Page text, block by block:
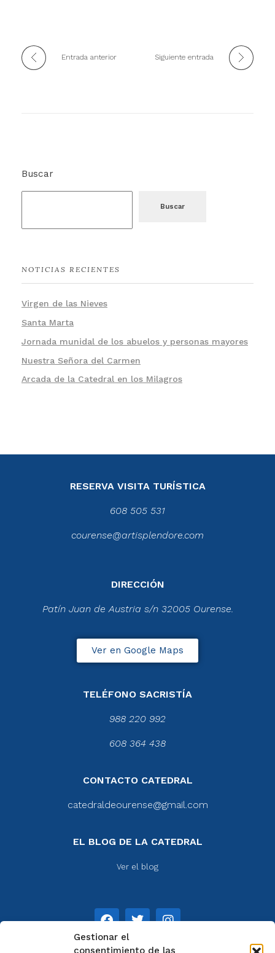
Gestionar el
consentimiento de las
Entrada anterior Siguiente entrada
Buscar
Buscar
NOTICIAS RECIENTES
Virgen de las Nieves
Santa Marta
Jornada munidal de los abuelos y personas mayores
Nuestra Señora del Carmen
Arcada de la Catedral en los Milagros
RESERVA VISITA TURÍSTICA
608 505 531
courense@artisplendore.com
DIRECCIÓN
Patín Juan de Austria s/n 32005 Ourense.
Ver en Google Maps
TELÉFONO SACRISTÍA
988 220 992
608 364 438
CONTACTO CATEDRAL
catedraldeourense@gmail.com
EL BLOG DE LA CATEDRAL
Ver el blog